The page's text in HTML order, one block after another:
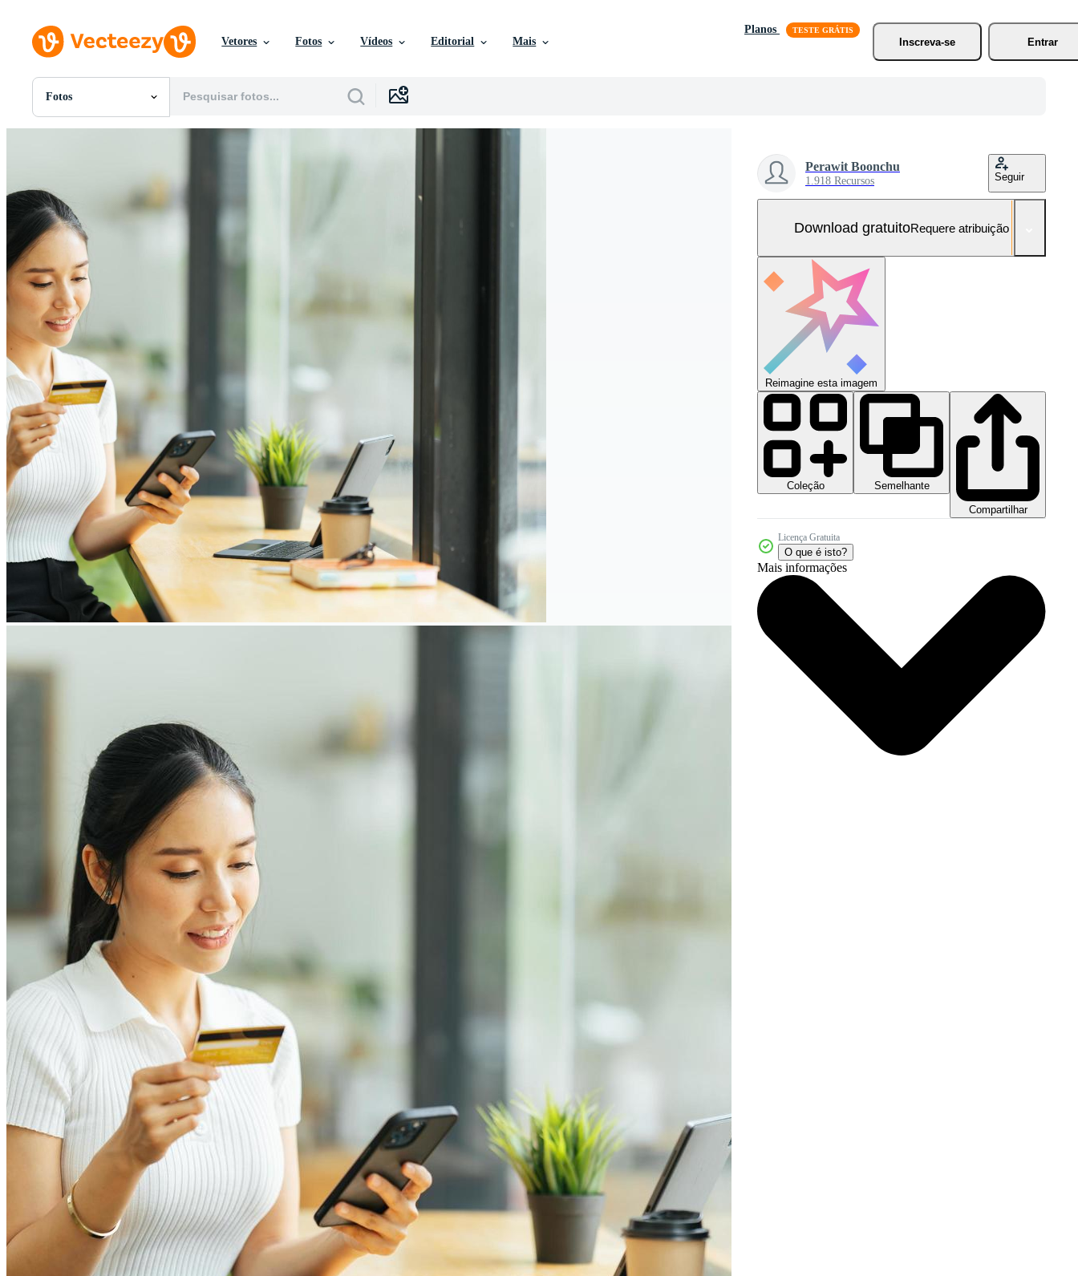
Vetores Fotos Vídeos Editorial Mais
Planos
Inscreva-se
Entrar
Fotos
Todas Imagens
Modelos
Vetores
Videos
Motion graphics
Imagens Editoriais
Eventos Editoriais
Perawit Boonchu
1.918 Recursos Seguir
Download gratuitoRequere atribuição
Reimagine esta imagem
Coleção
Semelhante
Compartilhar
Licença Gratuita
O que é isto?
Mais informações